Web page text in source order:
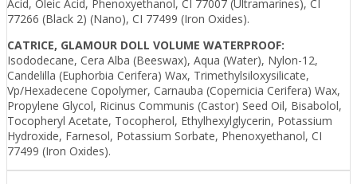
Acid, Oleic Acid, Phenoxyethanol, CI 77007 (Ultramarines), CI
77266 (Black 2) (Nano), CI 77499 (Iron Oxides).
CATRICE, GLAMOUR DOLL VOLUME WATERPROOF:
Isododecane, Cera Alba (Beeswax), Aqua (Water), Nylon-12,
Candelilla (Euphorbia Cerifera) Wax, Trimethylsiloxysilicate,
Vp/Hexadecene Copolymer, Carnauba (Copernicia Cerifera) Wax,
Propylene Glycol, Ricinus Communis (Castor) Seed Oil, Bisabolol,
Tocopheryl Acetate, Tocopherol, Ethylhexylglycerin, Potassium
Hydroxide, Farnesol, Potassium Sorbate, Phenoxyethanol, CI
77499 (Iron Oxides).